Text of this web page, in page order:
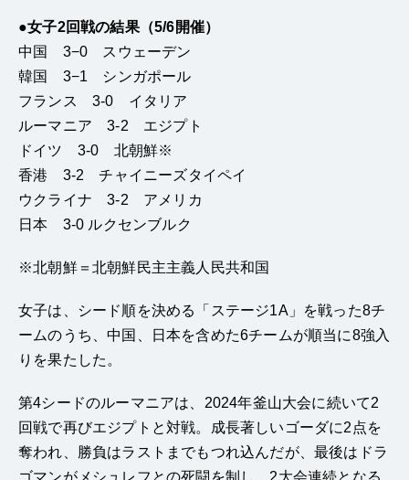
●女子2回戦の結果（5/6開催）
中国 3−0 スウェーデン
韓国 3−1 シンガポール
フランス 3-0 イタリア
ルーマニア 3-2 エジプト
ドイツ 3-0 北朝鮮※
香港 3-2 チャイニーズタイペイ
ウクライナ 3-2 アメリカ
日本 3-0 ルクセンブルク
※北朝鮮＝北朝鮮民主主義人民共和国
女子は、シード順を決める「ステージ1A」を戦った8チ
ームのうち、中国、日本を含めた6チームが順当に8強入
りを果たした。
第4シードのルーマニアは、2024年釜山大会に続いて2
回戦で再びエジプトと対戦。成長著しいゴーダに2点を
奪われ、勝負はラストまでもつれ込んだが、最後はドラ
ゴマンがメシュレフとの死闘を制し、2大会連続となる